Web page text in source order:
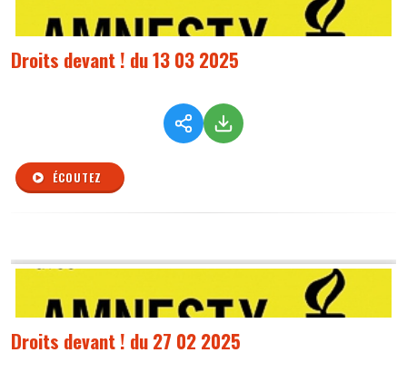
Droits devant ! du 13 03 2025
ÉCOUTEZ
Droits devant ! du 27 02 2025